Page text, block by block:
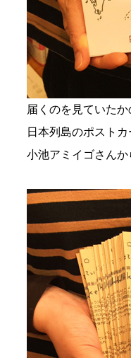
届くのを見ていた
日本列島のポスト
小池アミイゴさんか